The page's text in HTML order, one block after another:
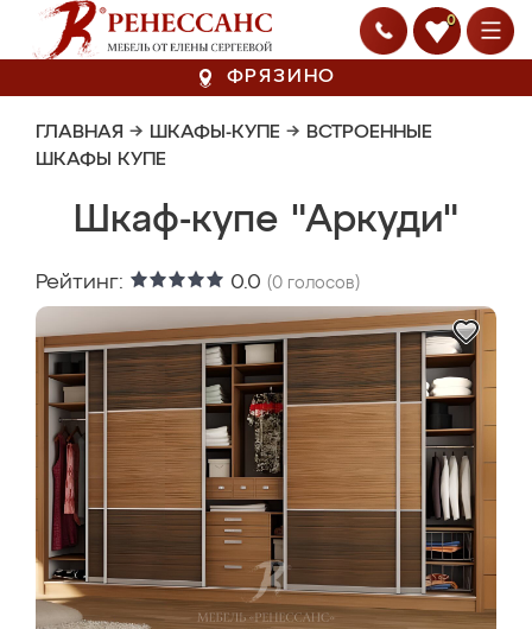
0
ФРЯЗИНО
ГЛАВНАЯ → ШКАФЫ-КУПЕ → ВСТРОЕННЫЕ
ШКАФЫ КУПЕ
Шкаф-купе "Аркуди"
Рейтинг: 0.0 (0 голосов)